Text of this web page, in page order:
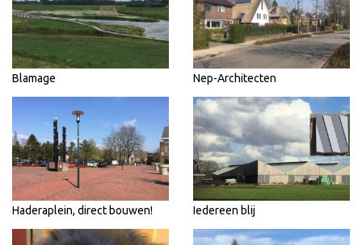
Blamage Nep-Architecten
Haderaplein, direct bouwen! Iedereen blij